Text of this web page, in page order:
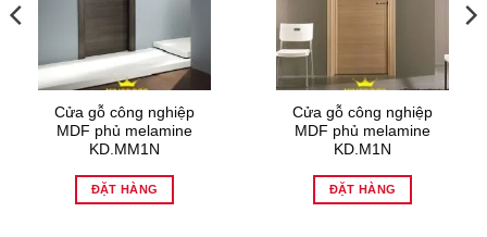
Cửa gỗ công nghiệp
MDF phủ melamine
KD.MM1N
ĐẶT HÀNG
Cửa gỗ công nghiệp
MDF phủ melamine
KD.M1N
ĐẶT HÀNG